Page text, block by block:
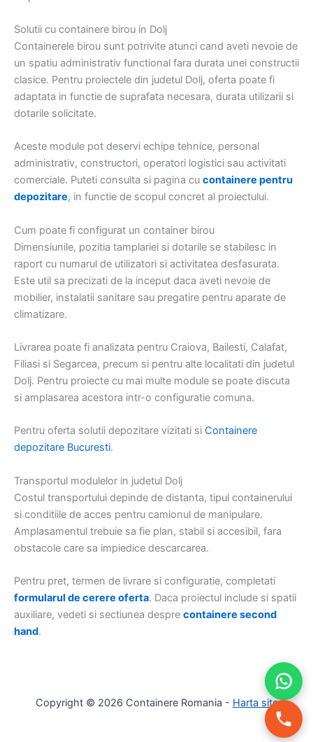
Solutii cu containere birou in Dolj
Containerele birou sunt potrivite atunci cand aveti nevoie de
un spatiu administrativ functional fara durata unei constructii
clasice. Pentru proiectele din judetul Dolj, oferta poate fi
adaptata in functie de suprafata necesara, durata utilizarii si
dotarile solicitate.
Aceste module pot deservi echipe tehnice, personal
administrativ, constructori, operatori logistici sau activitati
comerciale. Puteti consulta si pagina cu containere pentru
depozitare, in functie de scopul concret al proiectului.
Cum poate fi configurat un container birou
Dimensiunile, pozitia tamplariei si dotarile se stabilesc in
raport cu numarul de utilizatori si activitatea desfasurata.
Este util sa precizati de la inceput daca aveti nevoie de
mobilier, instalatii sanitare sau pregatire pentru aparate de
climatizare.
Livrarea poate fi analizata pentru Craiova, Bailesti, Calafat,
Filiasi si Segarcea, precum si pentru alte localitati din judetul
Dolj. Pentru proiecte cu mai multe module se poate discuta
si amplasarea acestora intr-o configuratie comuna.
Pentru oferta solutii depozitare vizitati si Containere
depozitare Bucuresti.
Transportul modulelor in judetul Dolj
Costul transportului depinde de distanta, tipul containerului
si conditiile de acces pentru camionul de manipulare.
Amplasamentul trebuie sa fie plan, stabil si accesibil, fara
obstacole care sa impiedice descarcarea.
Pentru pret, termen de livrare si configuratie, completati
formularul de cerere oferta. Daca proiectul include si spatii
auxiliare, vedeti si sectiunea despre containere second
hand.
Copyright © 2026 Containere Romania - Harta site